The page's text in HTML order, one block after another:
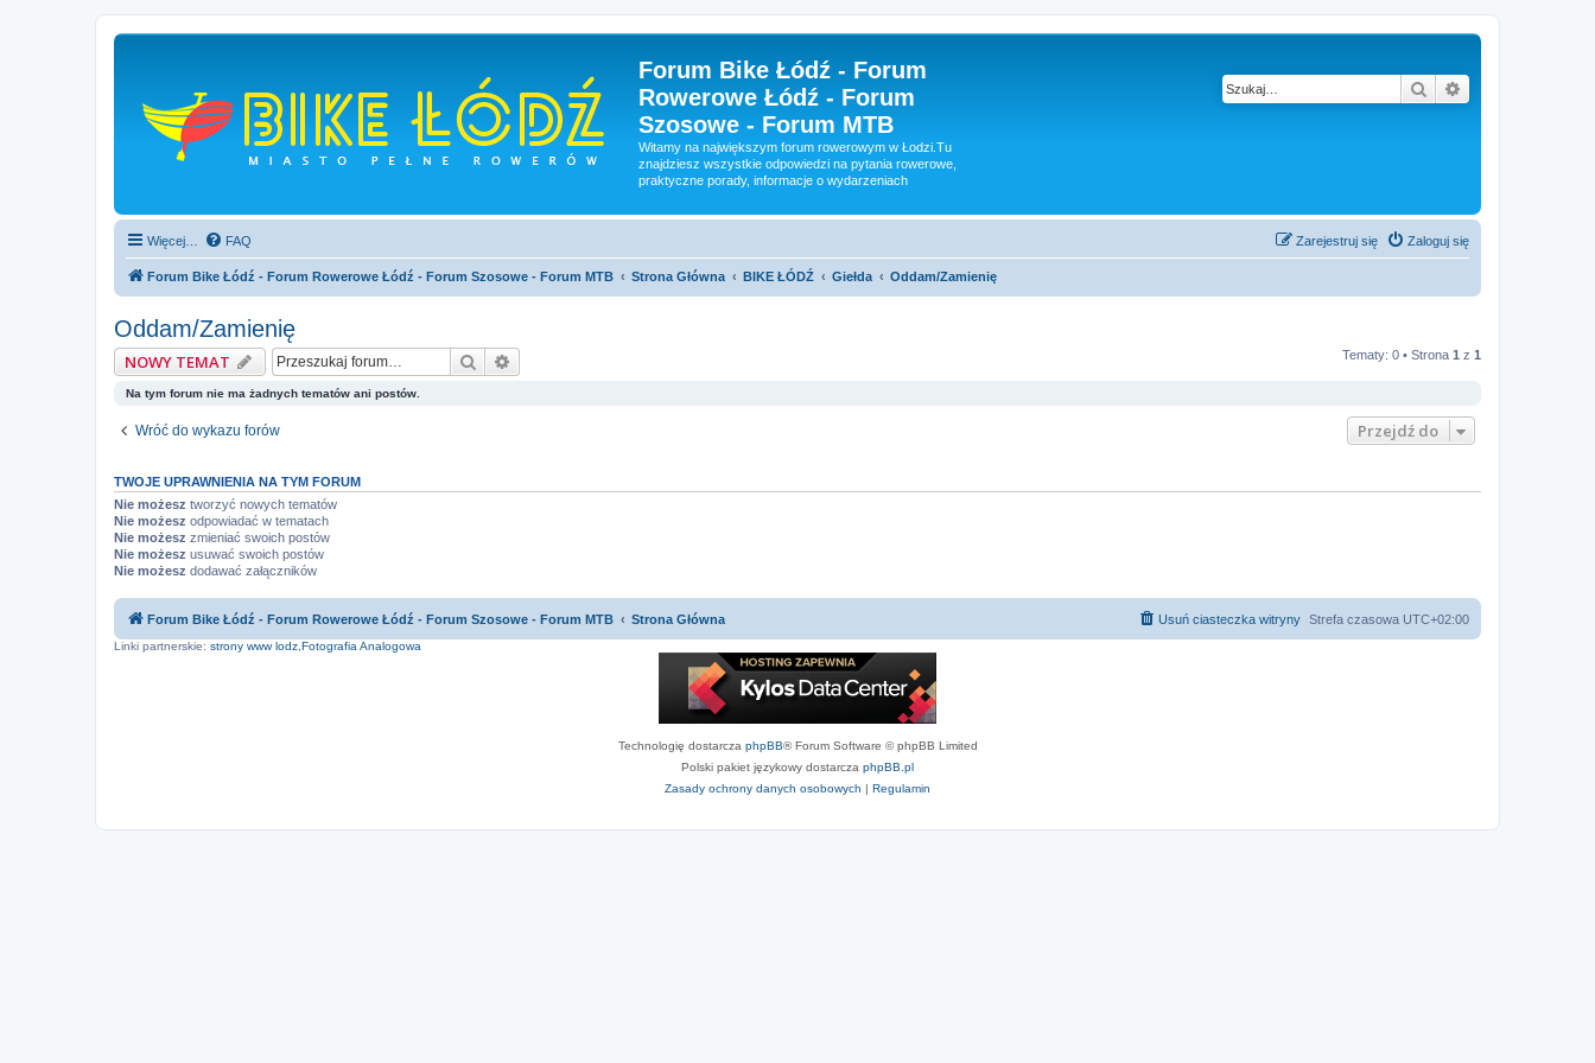
Forum Bike Łódź - Forum
Rowerowe Łódź - Forum
Szosowe - Forum MTB
Witamy na największym forum rowerowym w Łodzi.Tu
znajdziesz wszystkie odpowiedzi na pytania rowerowe,
praktyczne porady, informacje o wydarzeniach
Szukaj
Więcej… FAQ Zaloguj się
Zarejestruj się
Forum Bike Łódź - Forum Rowerowe Łódź - Forum Szosowe - Forum MTB Strona Główna BIKE ŁÓDŹ Giełda Oddam/Zamienię
Oddam/Zamienię
NOWY TEMAT Szukaj Tematy: 0 • Strona 1 z 1
Na tym forum nie ma żadnych tematów ani postów.
Wróć do wykazu forów Przejdź do
TWOJE UPRAWNIENIA NA TYM FORUM
Nie możesz tworzyć nowych tematów
Nie możesz odpowiadać w tematach
Nie możesz zmieniać swoich postów
Nie możesz usuwać swoich postów
Nie możesz dodawać załączników
Forum Bike Łódź - Forum Rowerowe Łódź - Forum Szosowe - Forum MTB Strona Główna Strefa czasowa UTC+02:00
Usuń ciasteczka witryny
Linki partnerskie: strony www lodz Fotografia Analogowa
Technologię dostarcza phpBB® Forum Software © phpBB Limited
Polski pakiet językowy dostarcza phpBB.pl
Zasady ochrony danych osobowych | Regulamin